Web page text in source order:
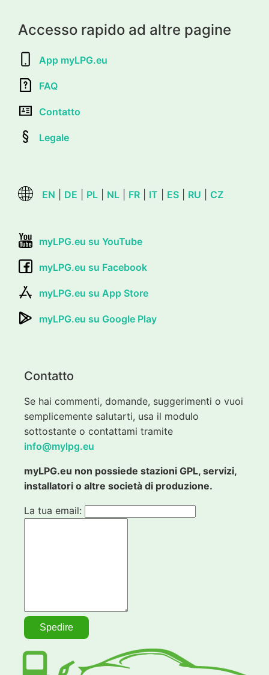
Accesso rapido ad altre pagine
App myLPG.eu
FAQ
Contatto
Legale
EN DE PL NL FR IT ES RU CZ
myLPG.eu su YouTube
myLPG.eu su Facebook
myLPG.eu su App Store
myLPG.eu su Google Play
Contatto
Se hai commenti, domande, suggerimenti o vuoi
semplicemente salutarti, usa il modulo
sottostante o contattami tramite
info@mylpg.eu
myLPG.eu non possiede stazioni GPL, servizi,
installatori o altre società di produzione.
La tua email: